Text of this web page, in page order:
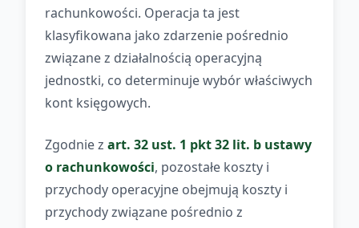
rachunkowości. Operacja ta jest
klasyfikowana jako zdarzenie pośrednio
związane z działalnością operacyjną
jednostki, co determinuje wybór właściwych
kont księgowych.
Zgodnie z art. 32 ust. 1 pkt 32 lit. b ustawy
o rachunkowości, pozostałe koszty i
przychody operacyjne obejmują koszty i
przychody związane pośrednio z